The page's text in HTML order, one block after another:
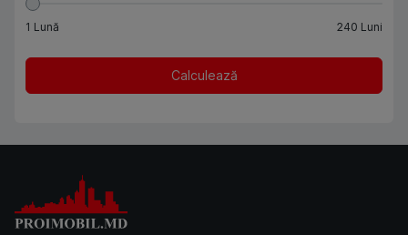
1 Lună 240 Luni
Calculează